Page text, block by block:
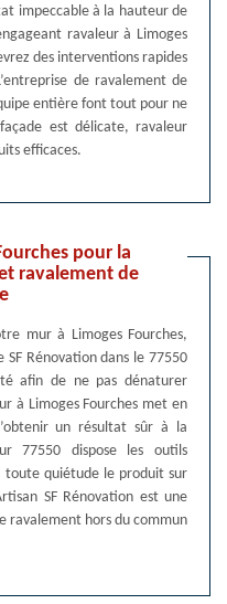
impeccable à la hauteur de
ravaleur à Limoges
des interventions rapides
de ravalement de
entière font tout pour ne
est délicate, ravaleur
efficaces.
pour la
ravalement de
mur à Limoges Fourches,
SF Rénovation dans le 77550
afin de ne pas dénaturer
à Limoges Fourches met en
un résultat sûr à la
77550 dispose les outils
toute quiétude le produit sur
SF Rénovation est une
ravalement hors du commun